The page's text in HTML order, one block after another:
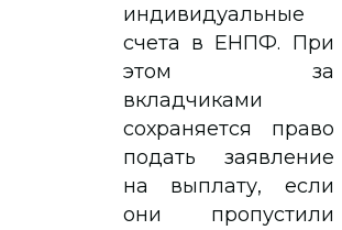
индивидуальные
счета в ЕНПФ. При
этом за
вкладчиками
сохраняется право
подать заявление
на выплату, если
они пропустили